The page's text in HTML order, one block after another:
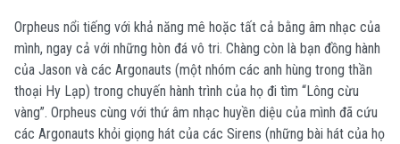
Orpheus nổi tiếng với khả năng mê hoặc tất cả bằng âm nhạc của
mình, ngay cả với những hòn đá vô tri. Chàng còn là bạn đồng hành
của Jason và các Argonauts (một nhóm các anh hùng trong thần
thoại Hy Lạp) trong chuyến hành trình của họ đi tìm “Lông cừu
vàng”. Orpheus cùng với thứ âm nhạc huyền diệu của mình đã cứu
các Argonauts khỏi giọng hát của các Sirens (những bài hát của họ